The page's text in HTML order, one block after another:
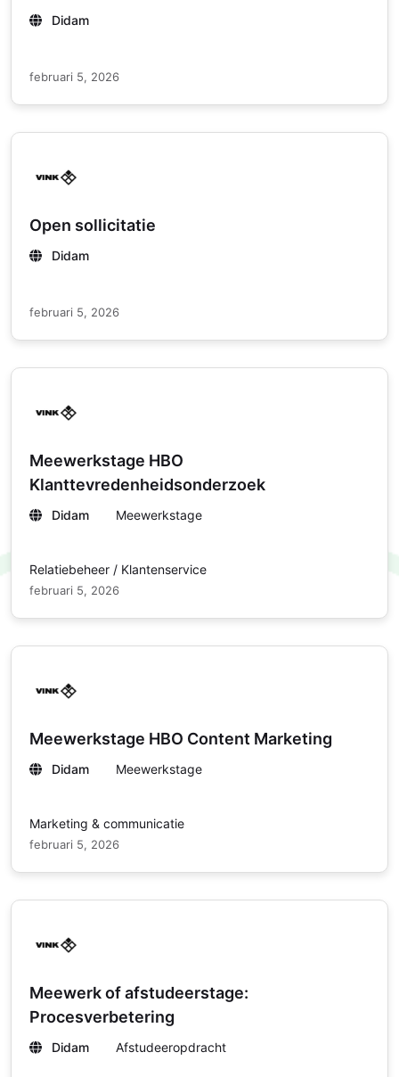
Didam
februari 5, 2026
Open sollicitatie
Didam
februari 5, 2026
Meewerkstage HBO
Klanttevredenheidsonderzoek
Didam Meewerkstage
Relatiebeheer / Klantenservice
februari 5, 2026
Meewerkstage HBO Content Marketing
Didam Meewerkstage
Marketing & communicatie
februari 5, 2026
Meewerk of afstudeerstage:
Procesverbetering
Didam Afstudeeropdracht